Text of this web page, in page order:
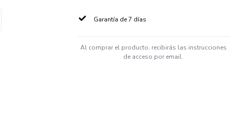
Garantía de 7 días
Al comprar el producto, recibirás las instrucciones
de acceso por email.